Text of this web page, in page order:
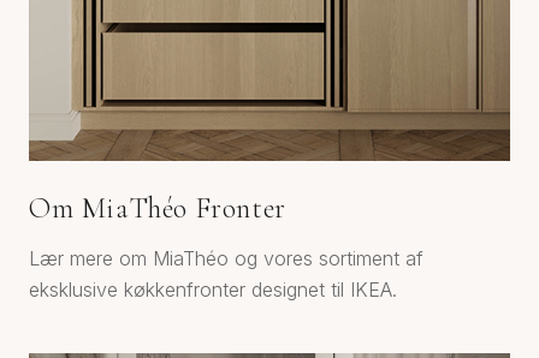
Om MiaThéo Fronter
Lær mere om MiaThéo og vores sortiment af
eksklusive køkkenfronter designet til IKEA.